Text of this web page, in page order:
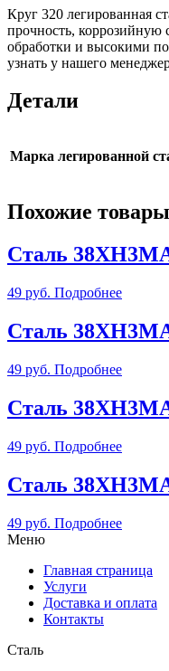
Круг 320 легированная
прочность, коррозийную
обработки и высокими
узнать у нашего
Детали
Марка легированной
Похожие товары
Сталь
49 руб. Подробнее
Сталь
49 руб. Подробнее
Сталь
49 руб. Подробнее
Сталь
49 руб. Подробнее
Меню
Главная страница
Услуги
Доставка и оплата
Контакты
Сталь